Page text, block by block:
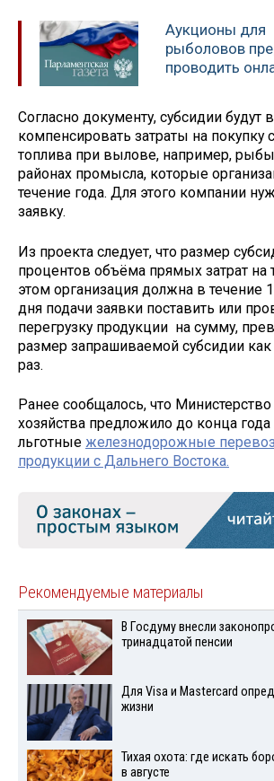
Аукционы для
рыболовов
проводить
Согласно документу, субсидии будут
компенсировать затраты на покупку
топлива при вылове, например,
районах промысла, которые
течение года. Для этого компании
заявку.
Из проекта следует, что размер
процентов объёма прямых затрат на
этом организация должна в течение
дня подачи заявки поставить или
перегрузку продукции на сумму,
размер запрашиваемой субсидии
раз.
Ранее сообщалось, что Министерство
хозяйства предложило до конца года
льготные железнодорожные
продукции с Дальнего Востока.
Рекомендуемые материалы
В Госдуму внесли
тринадцатой пенсии
Для Visа и Mastercard
жизни
Тихая охота: где искать
в августе